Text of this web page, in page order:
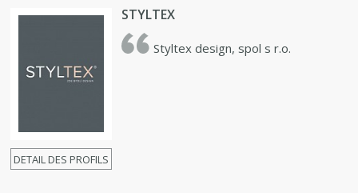
DETAIL DES PROFILS
STYLTEX
Styltex design, spol s r.o.